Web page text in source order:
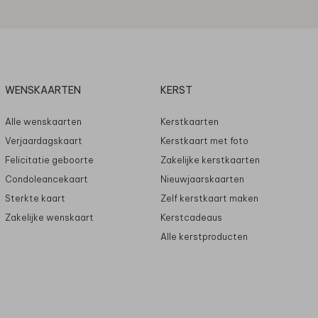
WENSKAARTEN
Alle wenskaarten
Verjaardagskaart
Felicitatie geboorte
Condoleancekaart
Sterkte kaart
Zakelijke wenskaart
KERST
Kerstkaarten
Kerstkaart met foto
Zakelijke kerstkaarten
Nieuwjaarskaarten
Zelf kerstkaart maken
Kerstcadeaus
Alle kerstproducten